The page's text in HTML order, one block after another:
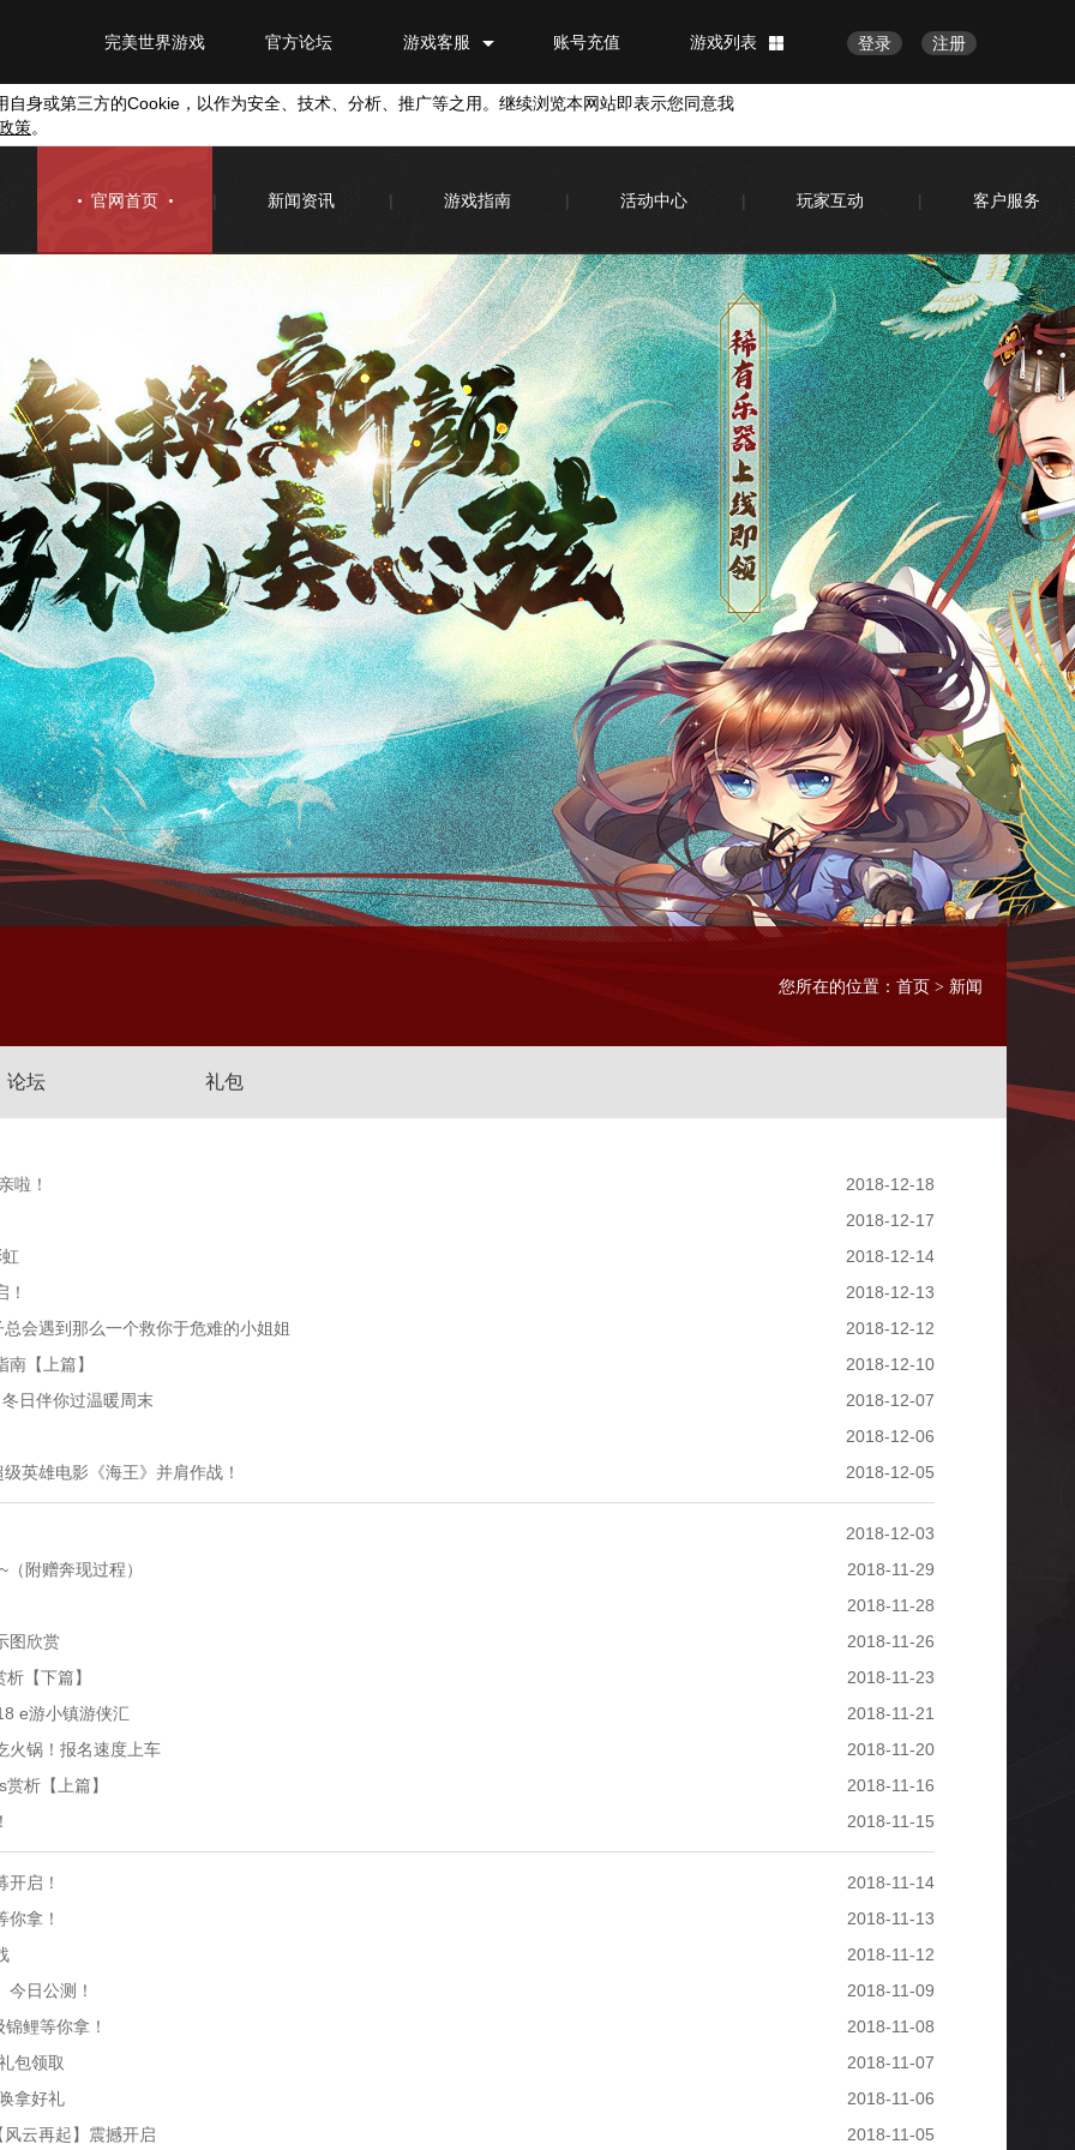
注册
登录
游戏列表
账号充值
游戏客服
官方论坛
完美世界游戏
自身或第三方的Cookie ，以作为安全、技术、分析、推广等之用。继续浏览本网站即表示您同意我
策。
客户服务
|
玩家互动
|
活动中心
游戏指南
|
新闻资讯
|
官网首页
您所在的位置：首页> 新闻
论坛 礼包
2018-12-18
啦！
2018-12-17
2018-12-14
2018-12-13
2018-12-12
会遇到那么一个救你于危难的小姐姐
2018-12-10
【上篇】
2018-12-07
日伴你过温暖周末
2018-12-06
2018-12-05
英雄电影《海王》并肩作战！
2018-12-03
2018-11-29
附赠奔现过程）
2018-11-28
2018-11-26
图欣赏
2018-11-23
【下篇】
2018-11-21
e游小镇游侠汇
2018-11-20
火锅！报名速度上车
2018-11-16
析【上篇】
2018-11-15
2018-11-14
启！
2018-11-13
拿！
2018-11-12
2018-11-09
日公测！
2018-11-08
鲤等你拿！
2018-11-07
包领取
2018-11-06
拿好礼
2018-11-05
云再起】震撼开启